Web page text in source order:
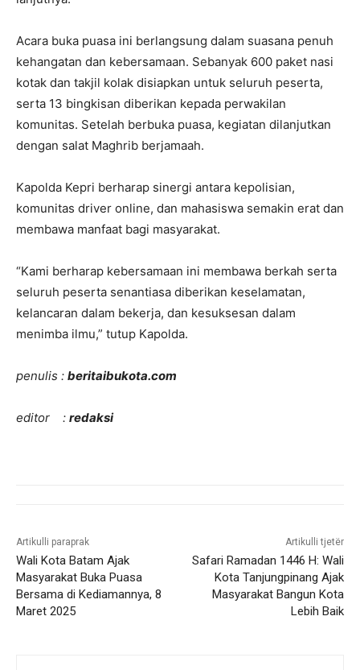
Acara buka puasa ini berlangsung dalam suasana penuh
kehangatan dan kebersamaan. Sebanyak 600 paket nasi
kotak dan takjil kolak disiapkan untuk seluruh peserta,
serta 13 bingkisan diberikan kepada perwakilan
komunitas. Setelah berbuka puasa, kegiatan dilanjutkan
dengan salat Maghrib berjamaah.
Kapolda Kepri berharap sinergi antara kepolisian,
komunitas driver online, dan mahasiswa semakin erat dan
membawa manfaat bagi masyarakat.
“Kami berharap kebersamaan ini membawa berkah serta
seluruh peserta senantiasa diberikan keselamatan,
kelancaran dalam bekerja, dan kesuksesan dalam
menimba ilmu,” tutup Kapolda.
penulis : beritaibukota.com
editor : redaksi
Artikulli paraprak
Wali Kota Batam Ajak
Masyarakat Buka Puasa
Bersama di Kediamannya, 8
Maret 2025
Artikulli tjetër
Safari Ramadan 1446 H: Wali
Kota Tanjungpinang Ajak
Masyarakat Bangun Kota
Lebih Baik